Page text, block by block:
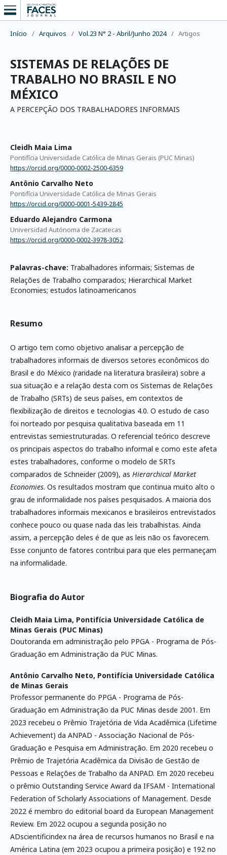
Início / Arquivos / Vol.23 N° 2 - Abril/Junho 2024 / Artigos
SISTEMAS DE RELAÇÕES DE
TRABALHO NO BRASIL E NO
MÉXICO
A PERCEPÇÃO DOS TRABALHADORES INFORMAIS
Cleidh Maia Lima
Pontifícia Universidade Católica de Minas Gerais (PUC Minas)
https://orcid.org/0000-0002-2500-6359
Antônio Carvalho Neto
Pontifícia Universidade Católica de Minas Gerais
https://orcid.org/0000-0001-5439-2845
Eduardo Alejandro Carmona
Universidad Autónoma de Zacatecas
https://orcid.org/0000-0002-3978-3052
Palavras-chave: Trabalhadores informais; Sistemas de
Relações de Trabalho comparados; Hierarchical Market
Economies; estudos latinoamericanos
Resumo
O artigo tem como objetivo analisar a percepção de
trabalhadores informais de diversos setores econômicos do
Brasil e do México (raridade na literatura brasileira) sobre a
sua situação e a relação desta com os Sistemas de Relações
de Trabalho (SRTs) de seus países, em contextos de
flexibilização de direitos e tecnologias 4.0. O estudo de caso
foi norteado por pesquisa qualitativa baseada em 11
entrevistas semiestruturadas. O referencial teórico descreve
os principais aspectos do trabalho informal e como este afeta
estes trabalhadores, conforme o modelo de SRTs
comparados de Schneider (2009), as Hierarchical Market
Economies. Os resultados mostram que continua muito alto o
grau de informalidade nos países pesquisados. A maioria dos
trabalhadores informais mexicanos e brasileiros entrevistados
conhece pouco ou quase nada das leis trabalhistas. Ainda
assim, a percepção deles é de que as leis não os favorecem.
Esse conjunto de fatores contribui para que eles permaneçam
na informalidade.
Biografia do Autor
Cleidh Maia Lima, Pontifícia Universidade Católica de
Minas Gerais (PUC Minas)
Doutoranda em administração pelo PPGA - Programa de Pós-
Graduação em Administração da PUC Minas.
Antônio Carvalho Neto, Pontifícia Universidade Católica
de Minas Gerais
Professor permanente do PPGA - Programa de Pós-
Graduação em Administração da PUC Minas desde 2001. Em
2023 recebeu o Prêmio Trajetória de Vida Acadêmica (Lifetime
Achievement) da ANPAD - Associação Nacional de Pós-
Graduação e Pesquisa em Administração. Em 2020 recebeu o
Prêmio de Trajetória Acadêmica da Divisão de Gestão de
Pessoas e Relações de Trabalho da ANPAD. Em 2020 recebeu
o prêmio Outstanding Service Award da IFSAM - International
Federation of Scholarly Associations of Management. Desde
2022 é membro do editorial board da European Management
Review. Em 2022 ocupou a segunda posição no
ADscientificindex na área de recursos humanos no Brasil e na
América Latina (em 2023 ocupou a primeira posição) e 192 no